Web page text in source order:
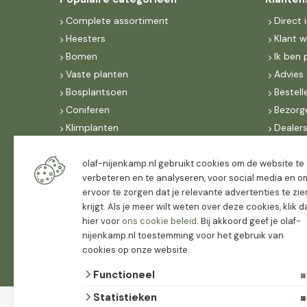
Complete assortiment
Heesters
Bomen
Vaste planten
Bosplantsoen
Coniferen
Klimplanten
Dak, lei- & vormbomen
Dealers
Direct
Klant
Ik ben
Dealers
FAQ
© 2026 Olaf
olaf-nijenkamp.nl gebruikt cookies om de website te
verbeteren en te analyseren, voor social media en
ervoor te zorgen dat je relevante advertenties te
krijgt. Als je meer wilt weten over deze cookies, klik
hier voorons cookie beleid. Bij akkoord geef je olaf-
nijenkamp.nl toestemming voor het gebruik van
cookies op onze website.
Functioneel
Statistieken